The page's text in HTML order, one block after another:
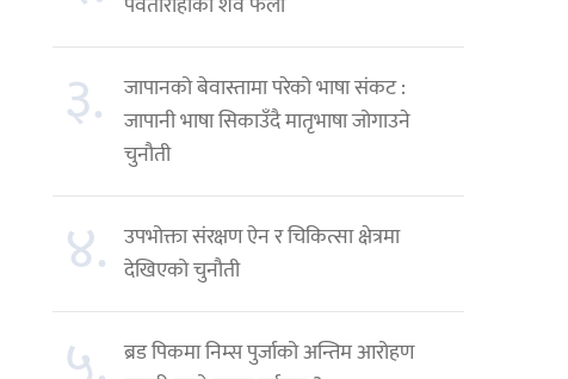
३.
जापानको बेवास्तामा परेको भाषा संकट :
जापानी भाषा सिकाउँदै मातृभाषा जोगाउने
चुनौती
४. उपभोक्ता संरक्षण ऐन र चिकित्सा क्षेत्रमा
देखिएको चुनौती
ब्रड पिकमा निम्स पुर्जाको अन्तिम आरोहण